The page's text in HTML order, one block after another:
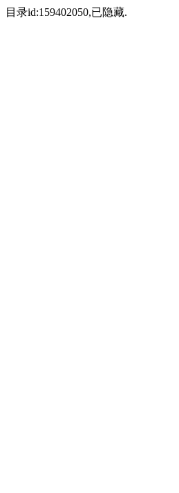
目录id:159402050,已隐藏.